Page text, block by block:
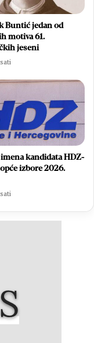
Buntić jedan od
motiva 61.
jeseni
kandidata HDZ-
izbore 2026.